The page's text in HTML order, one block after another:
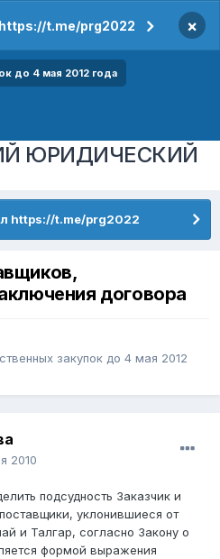
t.me/prg2022 ×
до 4 мая 2012 года
ЮРИДИЧЕСКИЙ
https://t.me/prg2022
договора
закупок до 4 мая 2012
2010
подсудность Заказчик и
уклонившиеся от
и Талгар, согласно Закону о
формой выражения